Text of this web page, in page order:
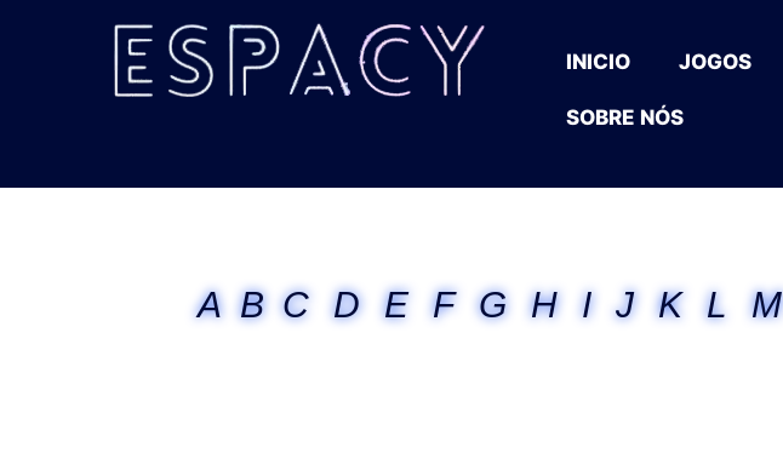
INICIO JOGOS
SOBRE NÓS
A B C D E F G H I J K L M